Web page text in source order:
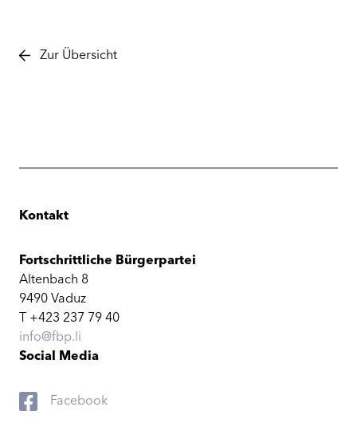
Zur Übersicht
Kontakt
Fortschrittliche Bürgerpartei
Altenbach 8
9490 Vaduz
T +423 237 79 40
info@fbp.li
Social Media
Facebook